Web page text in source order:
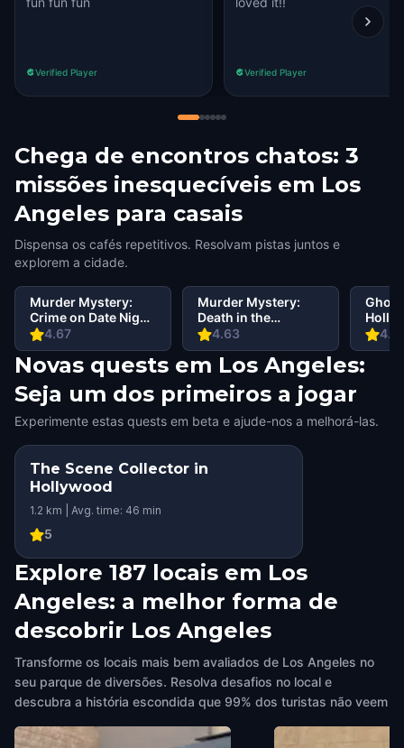
Verified Player Verified Player
Chega de encontros chatos: 3
missões inesquecíveis em Los
Angeles para casais
Dispensa os cafés repetitivos. Resolvam pistas juntos e
explorem a cidade.
4.67
Murder Mystery:
Crime on Date Night
in Los Angeles
4.63
Murder Mystery:
Death in the
Shadows in Beverly
Hills, Los Angeles
City
Novas quests em Los Angeles:
Seja um dos primeiros a jogar
Experimente estas quests em beta e ajude-nos a melhorá-las.
The Scene Collector in
Hollywood
1.2 km | Avg. time: 46 min
5
Explore 187 locais em Los
Angeles: a melhor forma de
descobrir Los Angeles
Transforme os locais mais bem avaliados de Los Angeles no
seu parque de diversões. Resolva desafios no local e
descubra a história escondida que 99% dos turistas não veem